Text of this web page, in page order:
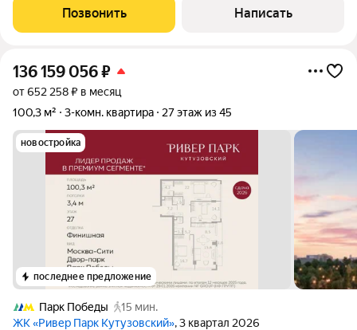
отсчёта для новой главы Вашей жизни. Квартира полностью
укомплектована с
Позвонить Написать
136 159 056₽
от 652 258 ₽ в месяц
100,3 м²
3-комн. квартира 27 этаж из 45
новостройка
последнее предложение
Парк Победы
15 мин.
ЖК «Ривер Парк Кутузовский», 3 квартал 2026